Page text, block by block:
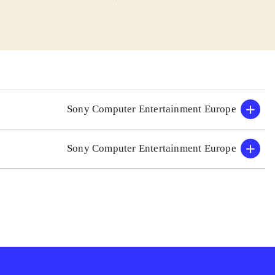
- op
og
primært
Sony Computer Entertainment Europe
Sony Computer Entertainment Europe